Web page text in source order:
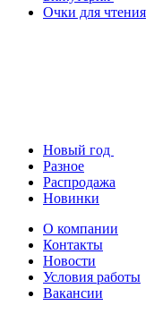
Очки для чтения
Новый год
Разное
Распродажа
Новинки
О компании
Контакты
Новости
Условия работы
Вакансии